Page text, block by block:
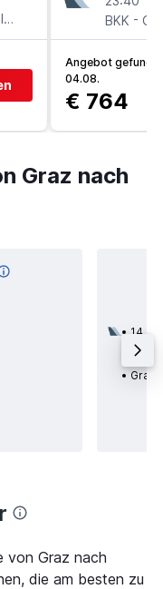
BKK -
Angebot
04.08.
€ 764
Graz nach
14.01.
3
Graz
von Graz nach
die am besten zu